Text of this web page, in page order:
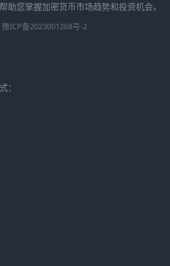
助您掌握加密货币市场趋势和投资机会。
豫ICP备2023001268号-2
：